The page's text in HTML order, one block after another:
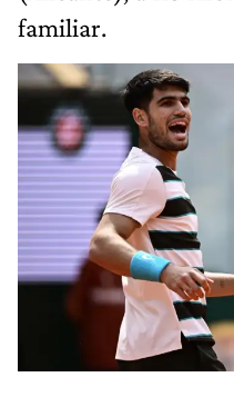
familiar.